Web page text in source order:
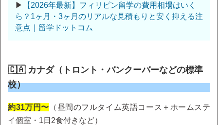
▶
【2026年最新】フィリピン留学の費用相場はいく
ら？1ヶ月・3ヶ月のリアルな見積もりと安く抑える注
意点｜留学ドットコム
🇨🇦 カナダ（トロント・バンクーバーなどの標準
校）
約31万円〜 （昼間のフルタイム英語コース＋ホームステ
イ個室・1日2食付きなど）